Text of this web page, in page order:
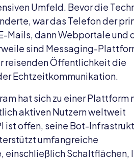
Umfeld. Bevor die
war das Telefon der
Mails, dann Webportale und
sind Messaging-
reisenden Öffentlichkeit die
Echtzeitkommunikation.
hat sich zu einer Plattform
aktiven Nutzern weltweit
ist offen, seine Bot-
umfangreiche
einschließlich Schaltflächen,